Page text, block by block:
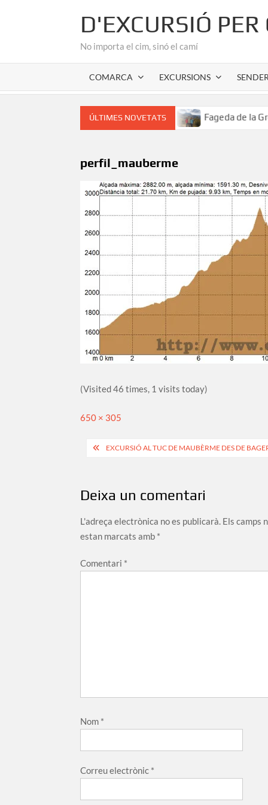
D'EXCURSIÓ
No importa el cim, sinó el camí
COMARCA EXCURSIONS
ÚLTIMES NOVETATS
romànic de l’Alta Garrotxa Fageda de la Grevolosa:
perfil_mauberme
(Visited 46 times, 1 visits today)
Full
650 × 305
Navegació
EXCURSIÓ AL TUC DE MAUBÈRME DES DE
Deixa un comentari
L'adreça electrònica no es publicarà. Els camps
estan marcats amb *
Comentari *
Nom *
Correu electrònic *